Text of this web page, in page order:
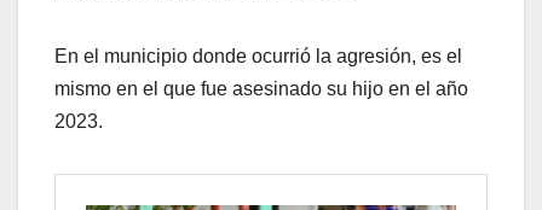
En el municipio donde ocurrió la agresión, es el
mismo en el que fue asesinado su hijo en el año
2023.